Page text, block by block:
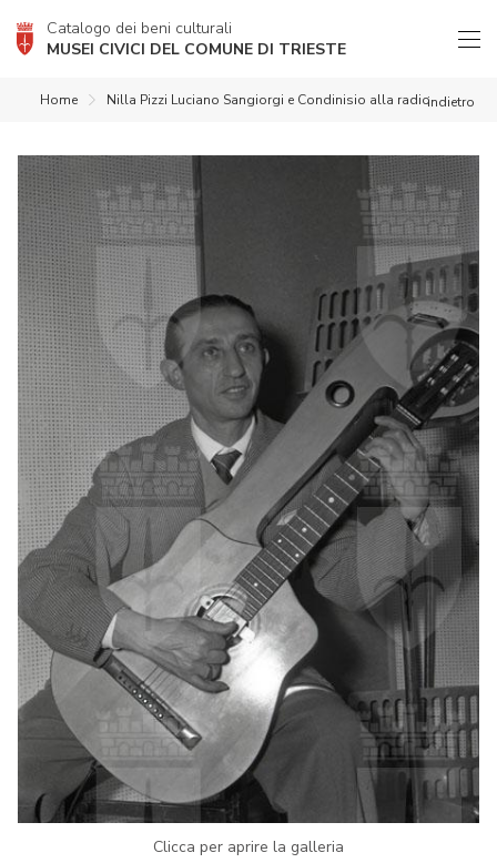
Catalogo dei beni culturali
MUSEI CIVICI DEL COMUNE DI TRIESTE
indietro
Home Nilla Pizzi Luciano Sangiorgi e Condinisio alla radio
Clicca per aprire la galleria